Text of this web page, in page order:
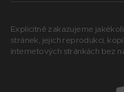
Explicitně zakazujeme
stránek, jejich reprodukci,
internetových stránkách bez